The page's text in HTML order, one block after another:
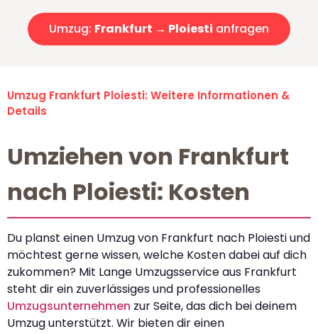
Umzug: Frankfurt → Ploiesti anfragen
Umzug Frankfurt Ploiesti: Weitere Informationen &
Details
Umziehen von Frankfurt
nach Ploiesti: Kosten
Du planst einen Umzug von Frankfurt nach Ploiesti und
möchtest gerne wissen, welche Kosten dabei auf dich
zukommen? Mit Lange Umzugsservice aus Frankfurt
steht dir ein zuverlässiges und professionelles
Umzugsunternehmen zur Seite, das dich bei deinem
Umzug unterstützt. Wir bieten dir einen